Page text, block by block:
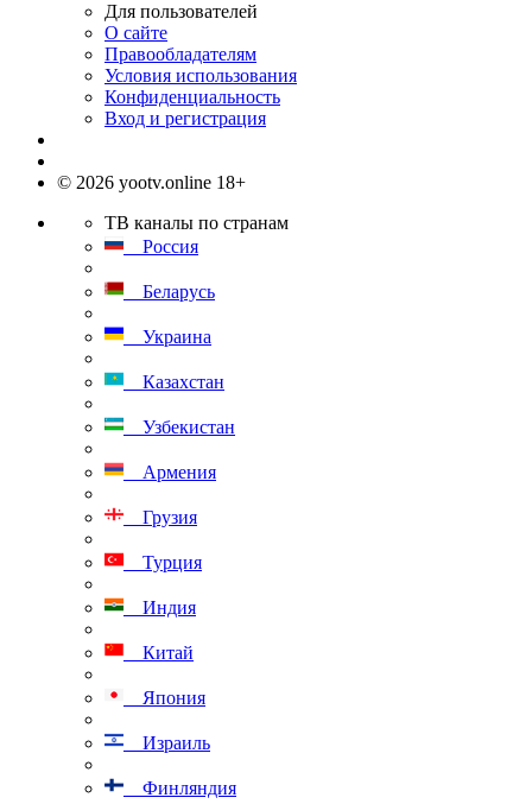
Для пользователей
О сайте
Правообладателям
Условия использования
Конфиденциальность
Вход и регистрация
© 2026 yootv.online 18+
ТВ каналы по странам
Россия
Беларусь
Украина
Казахстан
Узбекистан
Армения
Грузия
Турция
Индия
Китай
Япония
Израиль
Финляндия